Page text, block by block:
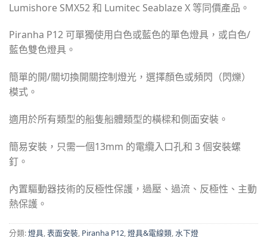
Lumishore SMX52 和 Lumitec Seablaze X 等同價產品。
Piranha P12 可單獨使用白色或藍色的單色燈具，或白色/
藍色雙色燈具。
簡單的開/關切換開關控制燈光，選擇顏色或頻閃（閃爍）
模式。
適用於所有類型的船隻船體類型的橫樑和側面安裝。
簡易安裝，只需一個13mm 的電纜入口孔和 3 個安裝螺
釘。
內置驅動器技術的反極性保護，過壓、過流、反極性、主動
熱保護。
分類:燈具,表面安裝, Piranha P12,燈具&電線類,水下燈